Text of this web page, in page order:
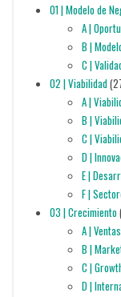
01 | Modelo de
A |
B |
C |
02 | Viabilidad
A |
B |
C |
D |
E |
F |
03 | Crecimiento
A | Ventas
B |
C |
D |